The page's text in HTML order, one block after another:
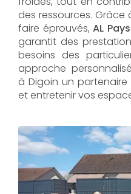
des ressources.
faire éprouvés,AL
garantit des
besoins des
approche
à Digoin un
et entretenir vos